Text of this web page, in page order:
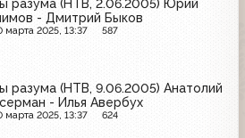
разума (НТВ, 2.06.2005) Юрий
- Дмитрий Быков
марта 2025, 13:37 587
разума (НТВ, 9.06.2005) Анатолий
- Илья Авербух
марта 2025, 13:37 624